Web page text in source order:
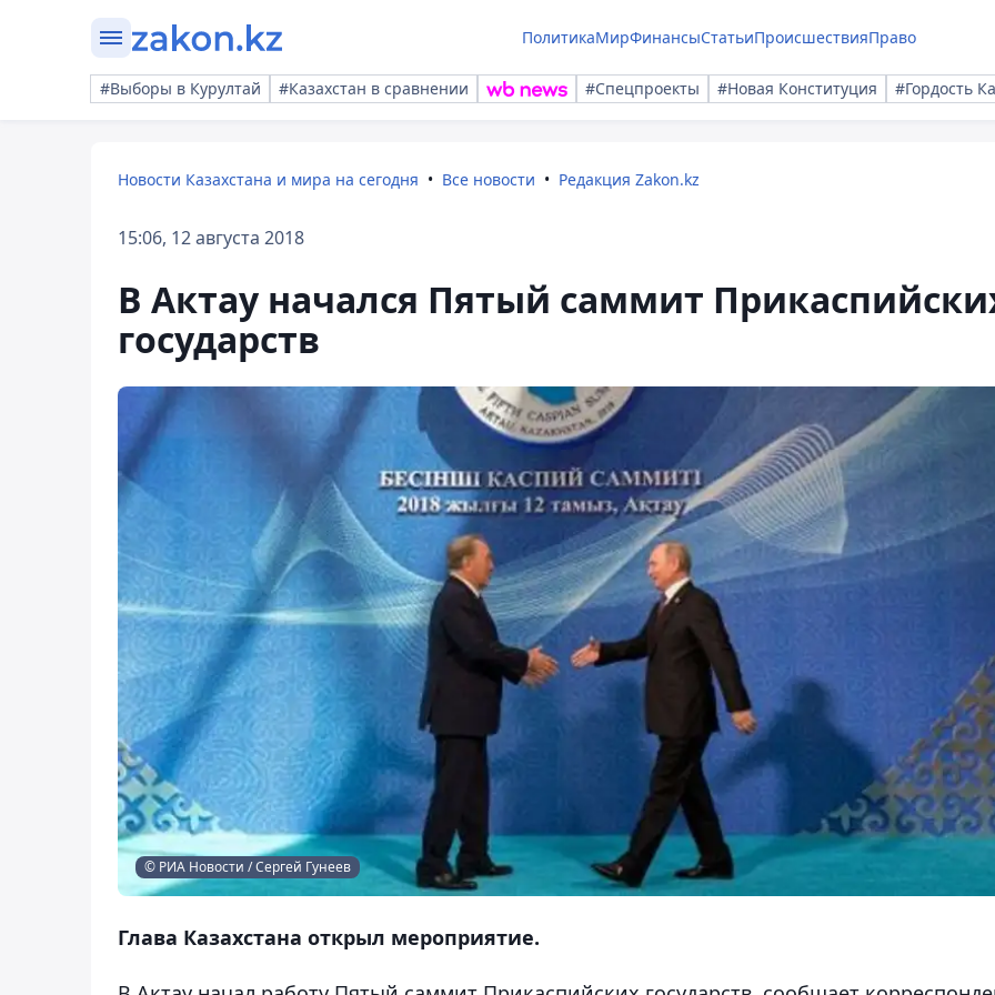
ПолитикаМирФинансыСтатьиПроисшествияПраво
#Выборы в Курултай #Казахстан в сравнении #Спецпроекты #Новая Конституция #Гордость
Новости Казахстана и мира на сегодня Все новости Редакция Zakon.kz
15:06, 12 августа 2018
В Актау начался Пятый саммит
государств
© РИА Новости / Сергей Гунеев
Глава Казахстана открыл мероприятие.